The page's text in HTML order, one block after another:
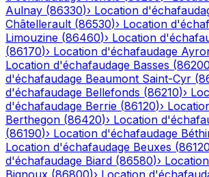
Aulnay (86330)› Location
Châtellerault (86530)› Location
Limouzine (86460)› Location
(86170)› Location d'échafaudage
Location d'échafaudage Basses (86200
d'échafaudage Beaumont Saint-Cyr (
d'échafaudage Bellefonds (86210)›
d'échafaudage Berrie (86120)›
Berthegon (86420)› Location
(86190)› Location d'échafaudage
Location d'échafaudage Beuxes (86120
d'échafaudage Biard (86580)›